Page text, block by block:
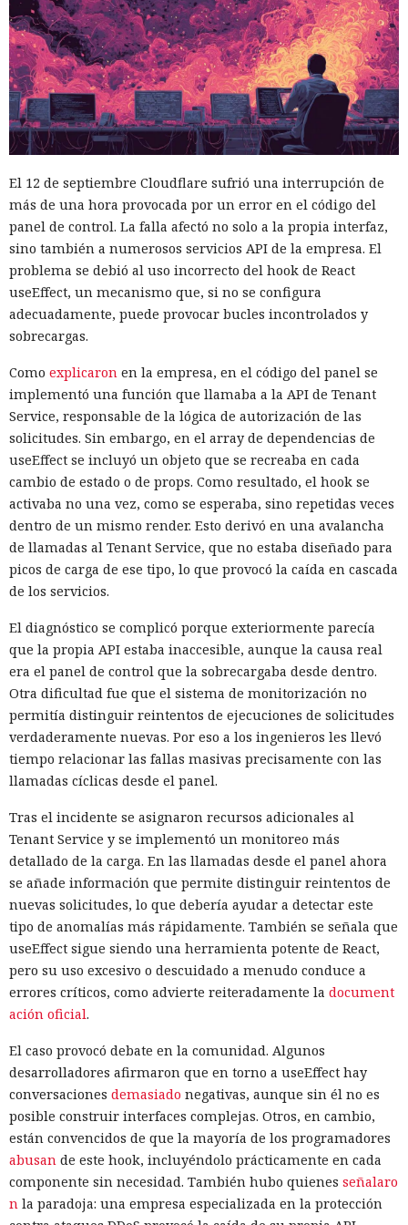
El 12 de septiembre Cloudflare sufrió una interrupción de
más de una hora provocada por un error en el código del
panel de control. La falla afectó no solo a la propia interfaz,
sino también a numerosos servicios API de la empresa. El
problema se debió al uso incorrecto del hook de React
useEffect, un mecanismo que, si no se configura
adecuadamente, puede provocar bucles incontrolados y
sobrecargas.
Como explicaron en la empresa, en el código del panel se
implementó una función que llamaba a la API de Tenant
Service, responsable de la lógica de autorización de las
solicitudes. Sin embargo, en el array de dependencias de
useEffect se incluyó un objeto que se recreaba en cada
cambio de estado o de props. Como resultado, el hook se
activaba no una vez, como se esperaba, sino repetidas veces
dentro de un mismo render. Esto derivó en una avalancha
de llamadas al Tenant Service, que no estaba diseñado para
picos de carga de ese tipo, lo que provocó la caída en cascada
de los servicios.
El diagnóstico se complicó porque exteriormente parecía
que la propia API estaba inaccesible, aunque la causa real
era el panel de control que la sobrecargaba desde dentro.
Otra dificultad fue que el sistema de monitorización no
permitía distinguir reintentos de ejecuciones de solicitudes
verdaderamente nuevas. Por eso a los ingenieros les llevó
tiempo relacionar las fallas masivas precisamente con las
llamadas cíclicas desde el panel.
Tras el incidente se asignaron recursos adicionales al
Tenant Service y se implementó un monitoreo más
detallado de la carga. En las llamadas desde el panel ahora
se añade información que permite distinguir reintentos de
nuevas solicitudes, lo que debería ayudar a detectar este
tipo de anomalías más rápidamente. También se señala que
useEffect sigue siendo una herramienta potente de React,
pero su uso excesivo o descuidado a menudo conduce a
errores críticos, como advierte reiteradamente la document
ación oficial.
El caso provocó debate en la comunidad. Algunos
desarrolladores afirmaron que en torno a useEffect hay
conversaciones demasiado negativas, aunque sin él no es
posible construir interfaces complejas. Otros, en cambio,
están convencidos de que la mayoría de los programadores
abusan de este hook, incluyéndolo prácticamente en cada
componente sin necesidad. También hubo quienes señalaro
n la paradoja: una empresa especializada en la protección